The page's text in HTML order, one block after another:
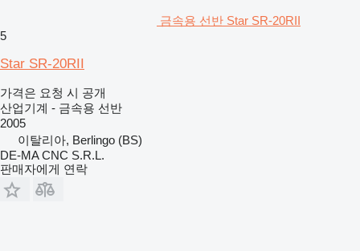
금속용 선반 Star SR-20RII
5
Star SR-20RII
가격은 요청 시 공개
산업기계 - 금속용 선반
2005
이탈리아, Berlingo (BS)
DE-MA CNC S.R.L.
판매자에게 연락